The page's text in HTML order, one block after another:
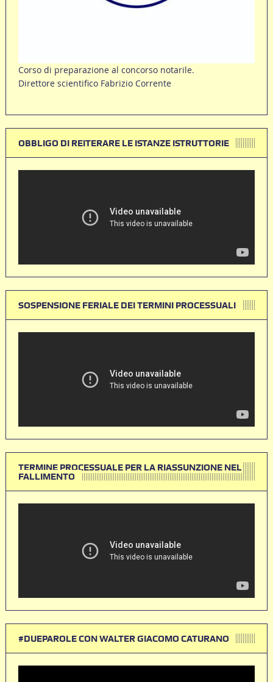
Corso di preparazione al concorso notarile.
Direttore scientifico Fabrizio Corrente
OBBLIGO DI REITERARE LE ISTANZE ISTRUTTORIE
SOSPENSIONE FERIALE DEI TERMINI PROCESSUALI
TERMINE PROCESSUALE PER LA RIASSUNZIONE NEL
FALLIMENTO
#DUEPAROLE CON WALTER GIACOMO CATURANO